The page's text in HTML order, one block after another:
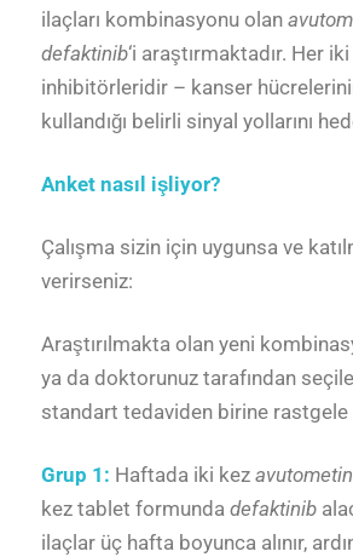
ilaçları kombinasyonu olan
defaktinib‘i araştırmaktadır. Her
inhibitörleridir – kanser
kullandığı belirli sinyal yollarını
Anket nasıl işliyor?
Çalışma sizin için uygunsa ve
verirseniz:
Araştırılmakta olan yeni
ya da doktorunuz tarafından
standart tedaviden birine rastgele
Grup 1: Haftada iki kez
kez tablet formunda defaktinib
ilaçlar üç hafta boyunca alınır,